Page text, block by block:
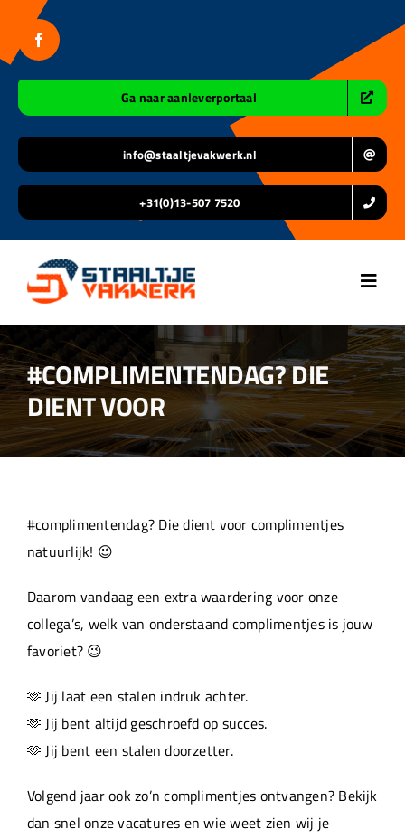
inhoud
Ga naar aanleverportaal
info@staaltjevakwerk.nl
+31(0)13-507 7520
Home
Over ons
Projecten
#COMPLIMENTENDAG? DIE
DIENT VOOR
#complimentendag? Die dient voor complimentjes
natuurlijk! 😉
Daarom vandaag een extra waardering voor onze
collega’s, welk van onderstaand complimentjes is jouw
favoriet? 😉
🫶 Jij laat een stalen indruk achter.
🫶 Jij bent altijd geschroefd op succes.
🫶 Jij bent een stalen doorzetter.
Volgend jaar ook zo’n complimentjes ontvangen? Bekijk
dan snel onze vacatures en wie weet zien wij je